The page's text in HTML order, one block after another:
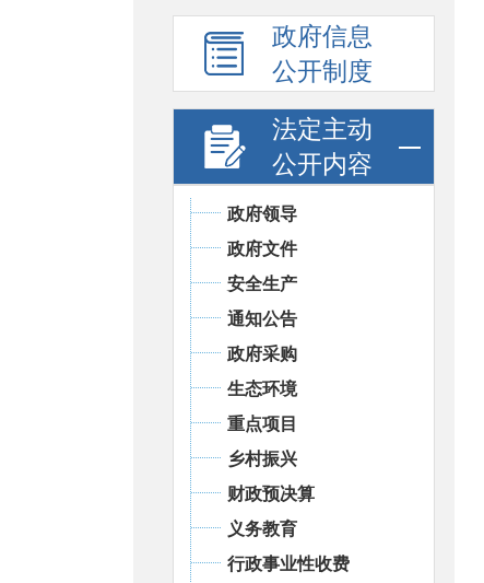
政府信息
公开制度
法定主动
公开内容
政府领导
政府文件
安全生产
通知公告
政府采购
生态环境
重点项目
乡村振兴
财政预决算
义务教育
行政事业性收费